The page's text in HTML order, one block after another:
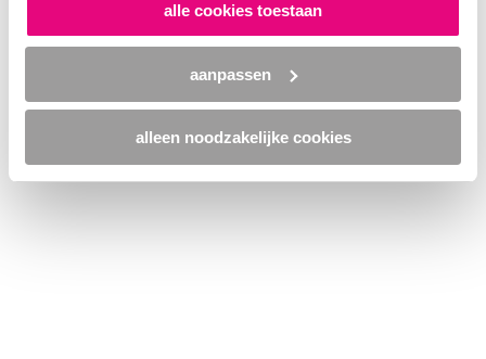
alle cookies toestaan
aanpassen
alleen noodzakelijke cookies